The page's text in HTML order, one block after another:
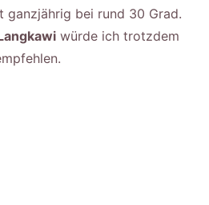
ganzjährig bei rund 30 Grad.
würde ich trotzdem